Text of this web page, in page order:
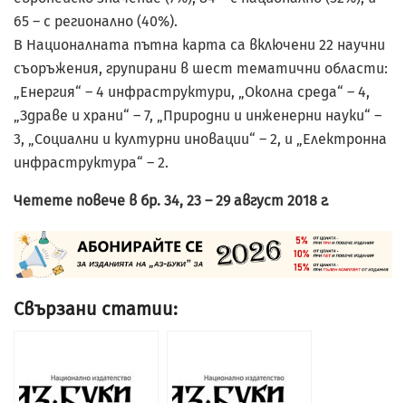
65 – с регионално (40%).
В Националната пътна карта са включени 22 научни
съоръжения, групирани в шест тематични области:
„Енергия“ – 4 инфраструктури, „Околна среда“ – 4,
„Здраве и храни“ – 7, „Природни и инженерни науки“ –
3, „Социални и културни иновации“ – 2, и „Електронна
инфраструктура“ – 2.
Четете повече в бр. 34, 23 – 29 август 2018 г.
Свързани статии: